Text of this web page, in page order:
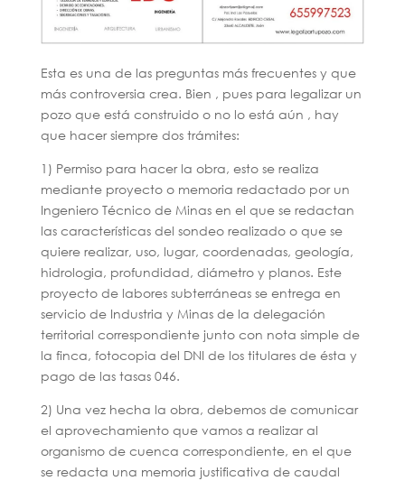
Esta es una de las preguntas más frecuentes y que
más controversia crea. Bien , pues para legalizar un
pozo que está construido o no lo está aún , hay
que hacer siempre dos trámites:
1) Permiso para hacer la obra, esto se realiza
mediante proyecto o memoria redactado por un
Ingeniero Técnico de Minas en el que se redactan
las características del sondeo realizado o que se
quiere realizar, uso, lugar, coordenadas, geología,
hidrologia, profundidad, diámetro y planos. Este
proyecto de labores subterráneas se entrega en
servicio de Industria y Minas de la delegación
territorial correspondiente junto con nota simple de
la finca, fotocopia del DNI de los titulares de ésta y
pago de las tasas 046.
2) Una vez hecha la obra, debemos de comunicar
el aprovechamiento que vamos a realizar al
organismo de cuenca correspondiente, en el que
se redacta una memoria justificativa de caudal